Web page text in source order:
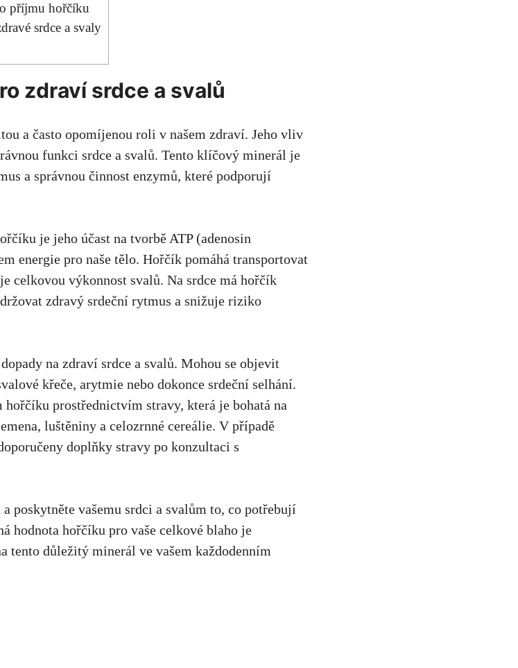
příjmu hořčíku
srdce a ⁤svaly
zdraví srdce a svalů
a⁣ často opomíjenou roli v‍ našem zdraví. ⁣Jeho vliv
funkci srdce a svalů. Tento klíčový minerál je
a ‌správnou činnost enzymů, které podporují
je jeho účast na tvorbě ATP (adenosin
energie pro naše tělo. Hořčík pomáhá transportovat
celkovou výkonnost svalů. Na srdce‌ má hořčík
zdravý srdeční rytmus a snižuje riziko
na ⁣zdraví srdce a svalů. Mohou se objevit
křeče, arytmie nebo dokonce srdeční selhání.
prostřednictvím stravy, která⁢ je bohatá na
luštěniny a celozrnné cereálie. V ⁢případě
‌doplňky stravy po‌ konzultaci s
poskytněte vašemu srdci a ⁤svalům to, co potřebují
hodnota hořčíku⁤ pro vaše celkové blaho​ je
tento důležitý minerál ve vašem⁢ každodenním